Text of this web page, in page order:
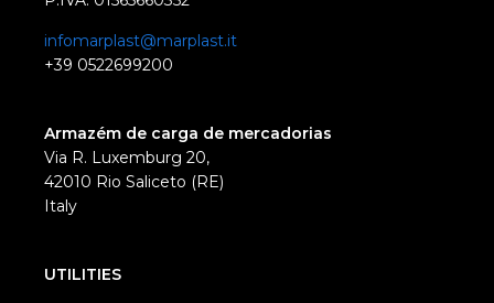
infomarplast@marplast.it
+39 0522699200
Armazém de carga de mercadorias
Via R. Luxemburg 20,
42010 Rio Saliceto (RE)
Italy
UTILITIES